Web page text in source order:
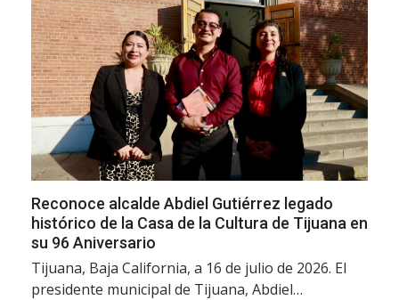
Reconoce alcalde Abdiel Gutiérrez legado
histórico de la Casa de la Cultura de Tijuana en
su 96 Aniversario
Tijuana, Baja California, a 16 de julio de 2026. El
presidente municipal de Tijuana, Abdiel…